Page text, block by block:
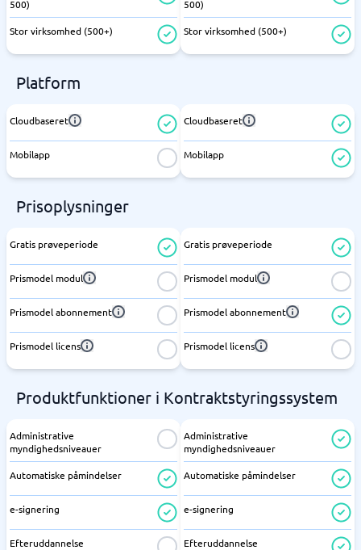
500)
Stor virksomhed (500+)
500)
Stor virksomhed (500+)
Platform
Cloudbaseret
Mobilapp
Cloudbaseret
Mobilapp
Prisoplysninger
Gratis prøveperiode
Prismodel modul
Prismodel abonnement
Prismodel licens
Gratis prøveperiode
Prismodel modul
Prismodel abonnement
Prismodel licens
Produktfunktioner i Kontraktstyringssystem
Administrative
myndighedsniveauer
Automatiske påmindelser
e-signering
Efteruddannelse
Administrative
myndighedsniveauer
Automatiske påmindelser
e-signering
Efteruddannelse